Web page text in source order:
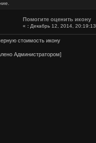
Помогите оценить икону
« : Декабрь 12, 2014,
стоимость икону
Администратором]